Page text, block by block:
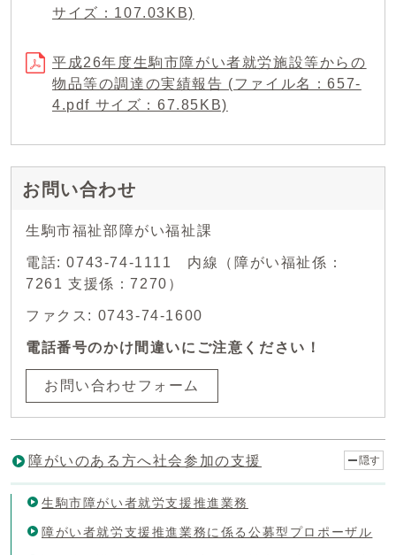
サイズ：107.03KB)
平成26年度生駒市障がい者就労施設等からの
物品等の調達の実績報告 (ファイル名：657-
4.pdf サイズ：67.85KB)
お問い合わせ
生駒市福祉部障がい福祉課
電話: 0743-74-1111 内線（障がい福祉係：
7261 支援係：7270）
ファクス: 0743-74-1600
電話番号のかけ間違いにご注意ください！
お問い合わせフォーム
障がいのある方へ社会参加の支援 隠す
生駒市障がい者就労支援推進業務
障がい者就労支援推進業務に係る公募型プロポーザル